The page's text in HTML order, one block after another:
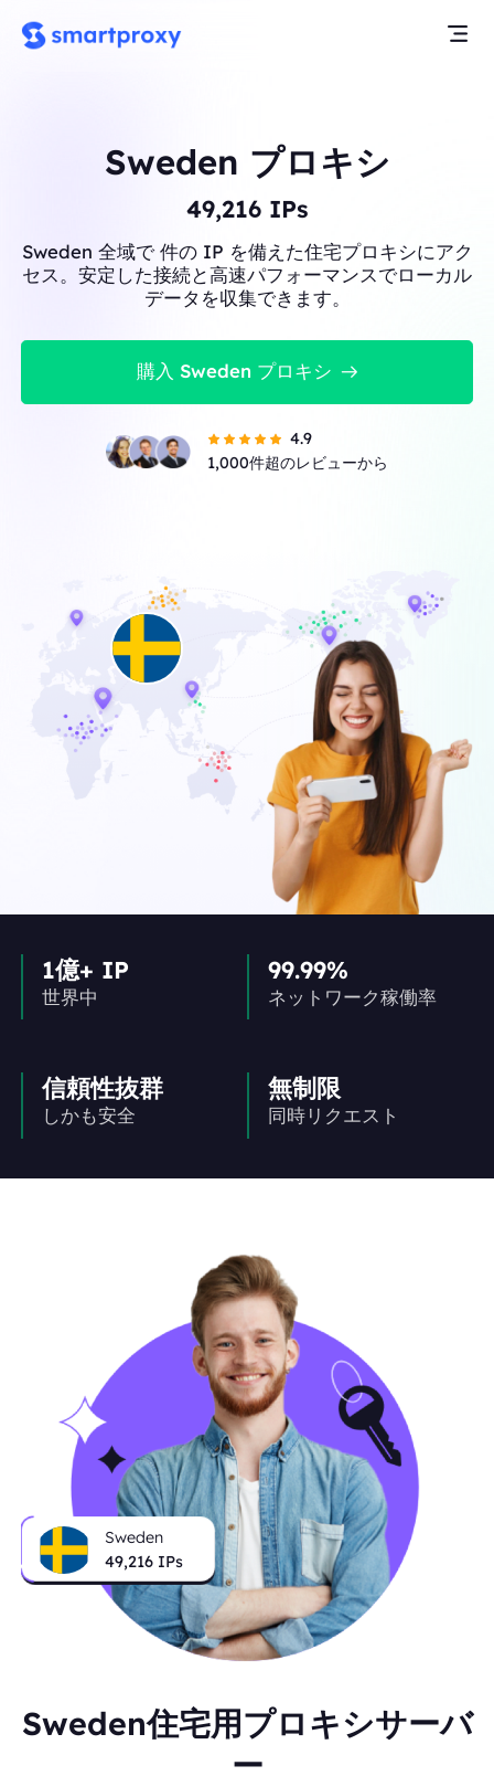
Sweden プロキシ
49,216IPs
Sweden 全域で 件の IP を備えた住宅プロキシにアク
セス。安定した接続と高速パフォーマンスでローカル
データを収集できます。
購入 Sweden プロキシ
4.9
1,000件超のレビューから
1億+ IP
世界中
99.99%
ネットワーク稼働率
信頼性抜群
しかも安全
無制限
同時リクエスト
Sweden
49,216 IPs
Sweden住宅用プロキシサーバ
ー